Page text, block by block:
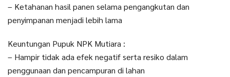
– Ketahanan hasil panen selama pengangkutan dan
penyimpanan menjadi lebih lama
Keuntungan Pupuk NPK Mutiara :
– Hampir tidak ada efek negatif serta resiko dalam
penggunaan dan pencampuran di lahan